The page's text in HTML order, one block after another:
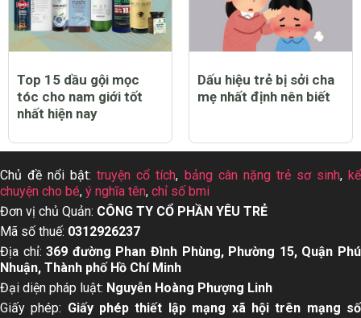
Top 15 dầu gội mọc
tóc cho nam giới tốt
nhất hiện nay
Dấu hiệu trẻ bị sởi cha
mẹ nhất định nên biết
Chủ đề nổi bật:truyện cổ tích, bảng cân nặng trẻ sơ sinh,kể
chuyện cho bé, ý nghĩa tên, chỉ số bmi
Đơn vị chủ Quản: CÔNG TY CỔ PHẦN YÊU TRẺ
Mã số thuế: 0312926237
Địa chỉ:369 đường Phan Đình Phùng, Phường 15, Quận Phú
Nhuận, Thành phố Hồ Chí Minh
Đại diện pháp luật: Nguyễn Hoàng Phượng Linh
Giấy phép: Giấy phép thiết lập mạng xã hội trên mạng số